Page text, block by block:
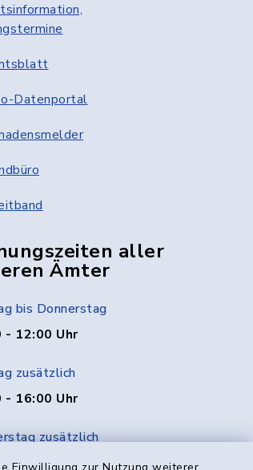
Datenportal
aller
Ämter
bis Donnerstag
- 12:00 Uhr
zusätzlich
- 16:00 Uhr
zusätzlich
- 18:00 Uhr